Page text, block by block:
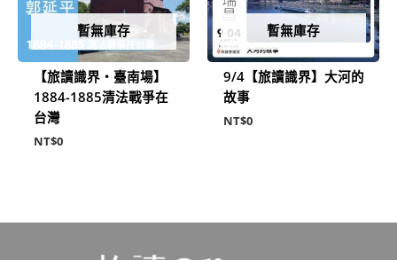
暫無庫存
【旅讀識界‧臺南場】
1884-1885清法戰爭在
台灣
NT$0
暫無庫存
9/4【旅讀識界】大河的
故事
NT$0